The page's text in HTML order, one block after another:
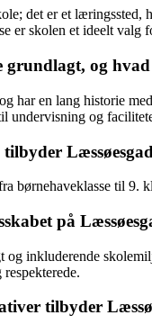
det er et
er skolen et ideelt valg
og hvad
har en lang historie
undervisning og
børnehaveklasse til 9.
på
inkluderende
tilbyder